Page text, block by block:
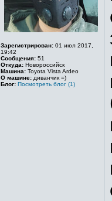
Зарегистрирован: 01 июл 2017,
19:42
Сообщения: 51
Откуда: Новороссийск
Машина: Toyota Vista Ardeo
О машине: диванчик =)
Блог: Посмотреть блог (1)